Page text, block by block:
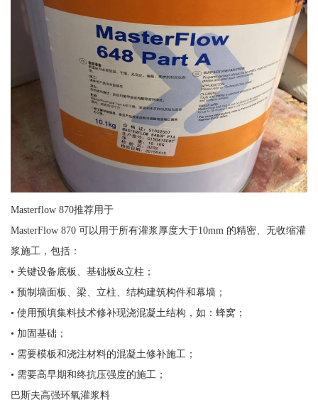
Masterflow 870推荐用于
MasterFlow 870 可以用于所有灌浆厚度大于10mm 的精密、无收缩灌
浆施工，包括：
• 关键设备底板、基础板&立柱；
• 预制墙面板、梁、立柱、结构建筑构件和幕墙；
• 使用预填集料技术修补现浇混凝土结构，如：蜂窝；
• 加固基础；
• 需要模板和浇注材料的混凝土修补施工；
• 需要高早期和终抗压强度的施工；
巴斯夫高强环氧灌浆料